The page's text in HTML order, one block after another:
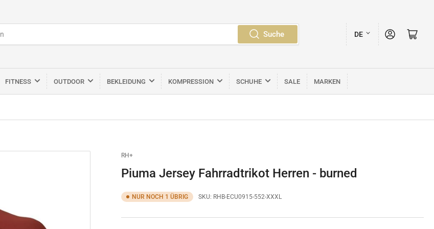
Suche
S
c
e
DE AnmeldenMini-Warenkorb öffnen
FITNESS OUTDOOR BEKLEIDUNG KOMPRESSION SCHUHE SALE MARKEN
RH+
Piuma Jersey Fahrradtrikot Herren - burned
NUR NOCH 1 ÜBRIG SKU: RHB-ECU0915-552-XXXL